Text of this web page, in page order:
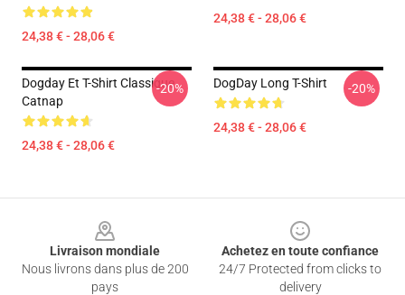
24,38 € - 28,06 €
24,38 € - 28,06 €
Dogday Et T-Shirt Classique
Catnap
24,38 € - 28,06 €
-20% DogDay Long T-Shirt
24,38 € - 28,06 €
-20%
Livraison mondiale
Nous livrons dans plus de 200
pays
Achetez en toute confiance
24/7 Protected from clicks to
delivery